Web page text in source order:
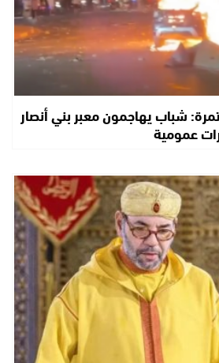
شباب يهاجمون معبر بني أنصار
عمومية